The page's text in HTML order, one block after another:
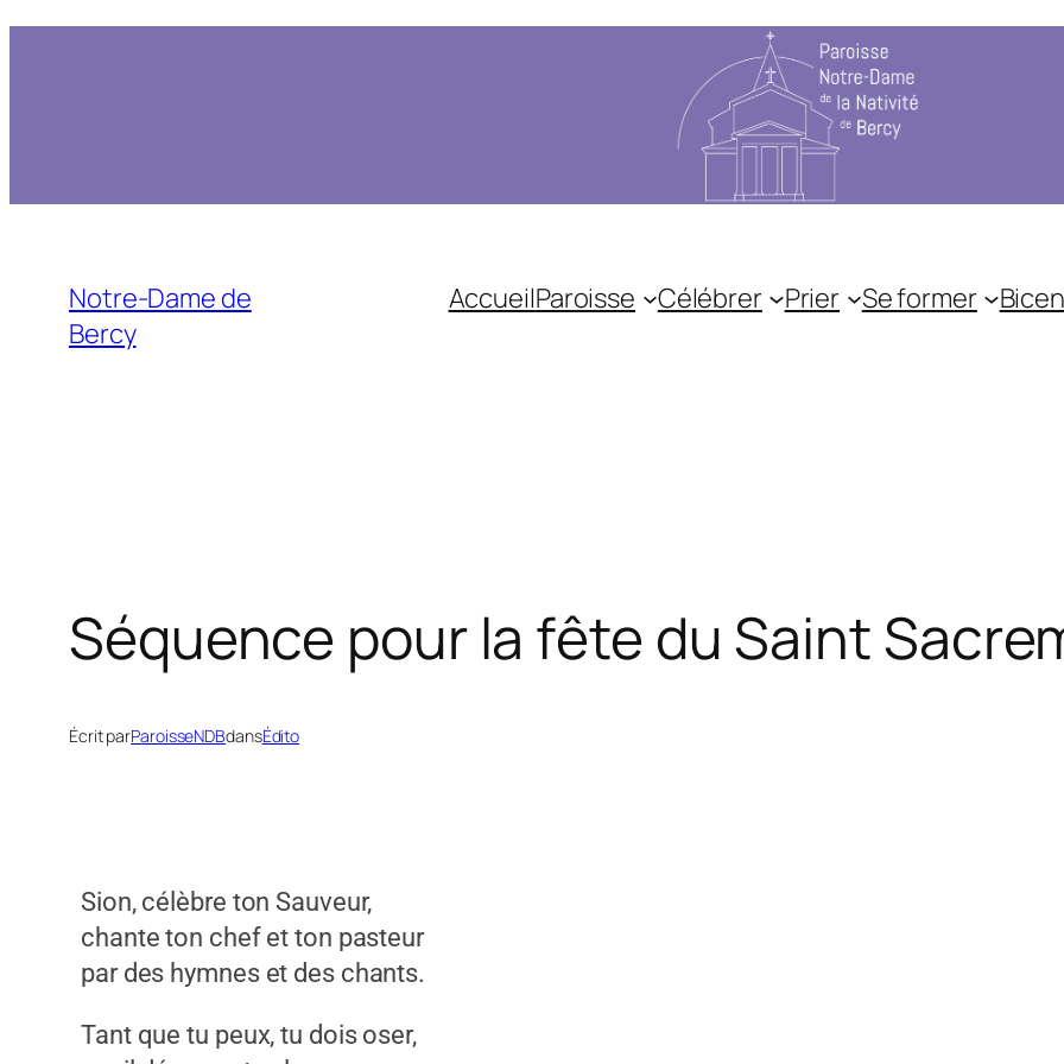
Notre-Dame de
Bercy
AccueilParoisse Célébrer Prier Se former
Séquence pour la fête du Saint
Écrit parParoisseNDBdansÉdito
Sion, célèbre ton Sauveur,
chante ton chef et ton pasteur
par des hymnes et des chants.
Tant que tu peux, tu dois oser,